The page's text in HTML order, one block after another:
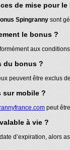
de mise pour
Spingranny sont
le bonus ?
aux
du bonus ?
peuvent être exclus
sur mobile ?
peut
à vie ?
d’expiration, alors